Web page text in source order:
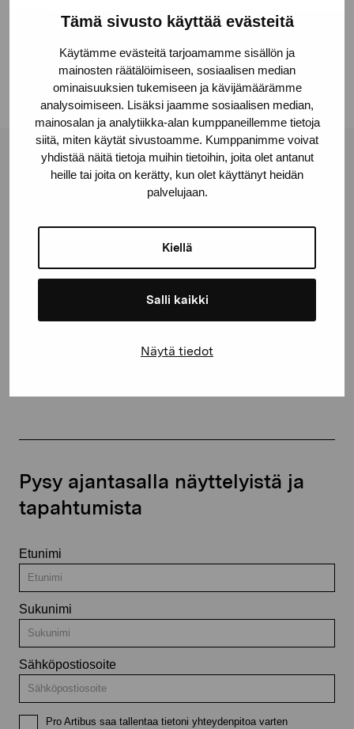
Tämä sivusto käyttää evästeitä
Käytämme evästeitä tarjoamamme sisällön ja
mainosten räätälöimiseen, sosiaalisen median
ominaisuuksien tukemiseen ja kävijämäärämme
analysoimiseen. Lisäksi jaamme sosiaalisen median,
mainosalan ja analytiikka-alan kumppaneillemme tietoja
siitä, miten käytät sivustoamme. Kumppanimme voivat
yhdistää näitä tietoja muihin tietoihin, joita olet antanut
heille tai joita on kerätty, kun olet käyttänyt heidän
palvelujaan.
Kiellä
Salli kaikki
Näytä tiedot
Pro Artibus -säätiö
+358 (0)50 371 6339
Pysy ajantasalla näyttelyistä ja
tapahtumista
Etunimi
Sukunimi
Sähköpostiosoite
Pro Artibus saa tallentaa tietoni yhteydenpitoa varten